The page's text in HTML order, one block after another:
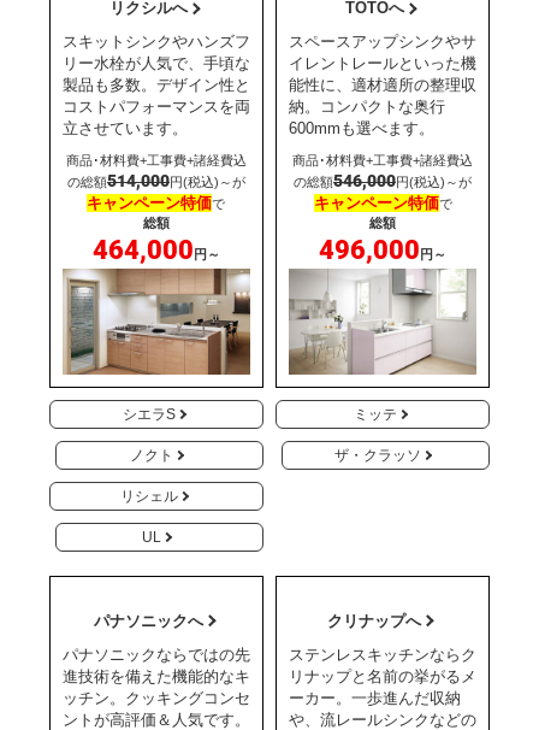
リクシルへ
スキットシンクやハンズフ
リー水栓が人気で、手頃な
製品も多数。デザイン性と
コストパフォーマンスを両
立させています。
商品･材料費+工事費+諸経費込
の総額514,000円(税込)～が
キャンペーン特価で
総額
464,000 円～
シエラS
ノクト
リシェル
UL
TOTOへ
スペースアップシンクやサ
イレントレールといった機
能性に、適材適所の整理収
納。コンパクトな奥行
600mmも選べます。
商品･材料費+工事費+諸経費込
の総額546,000円(税込)～が
キャンペーン特価で
総額
496,000 円～
ミッテ
ザ・クラッソ
パナソニックへ
パナソニックならではの先
進技術を備えた機能的なキ
ッチン。クッキングコンセ
ントが高評価＆人気です。
クリナップへ
ステンレスキッチンならク
リナップと名前の挙がるメ
ーカー。一歩進んだ収納
や、流レールシンクなどの